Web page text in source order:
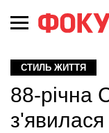
СТИЛЬ ЖИТТЯ
88-річна